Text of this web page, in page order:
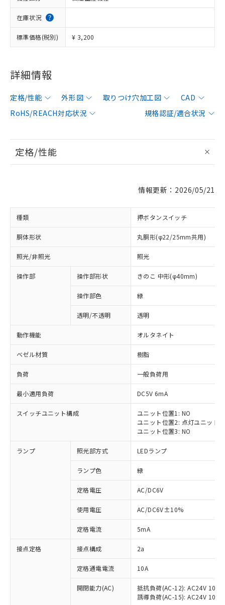
在庫状況
標準価格(税別) ¥ 3,200
詳細情報
定格/性能 外形図 取りつけ穴加工図
CAD
RoHS/REACH対応状況
規格認証/適合状況
定格/性能
情報更新：2026/05/21
種類 押ボタンスイッチ
胴体形状 丸胴形(φ22/25mm共用)
照光/非照光 照光
操作部 操作部形状 きのこ 中形(φ40mm)
操作部色 緑
透明/不透明 透明
動作機能 オルタネイト
ベゼル材質 樹脂
負荷 一般負荷用
最小適用負荷 DC5V 6mA
スイッチユニット構成
ユニット位置1: NO
ユニット位置2: 点灯ユニット
ユニット位置3: NO
ランプ 照光部方式 LEDランプ
ランプ色 緑
定格電圧 AC/DC6V
使用電圧 AC/DC6V±10%
定格電流 5mA
接点定格 接点構成 2a
定格通電電流 10A
開閉能力(AC)
抵抗負荷(AC-12): AC24V 10A/
誘導負荷(AC-15): AC24V
ご利用条件
以下の条件をお読みいただき、同意のうえ
ご利用ください。
本サービスは、当社制御機器事業取扱
商品の当社在庫状況および標準価格
(税抜)を提供させていただくもので
当社制御機器事業取扱商品の中には、
対応済み：EU RoHS指令（10物質）の
非含有に対応した製品が提供可能な商品で
対応予定：EU RoHS指令（10物質）の非含
有に対応した製品に切り替える予定のある
対応予定なし：EU RoHS指令（10物質）の
非含有に非対応の商品で、対応品を出す予
調査・確認中：EU RoHS指令（10物質）の
非含有の対応状況を調査中または確認中の
非該当品：ライセンス料など無形物で、有
害物質有無と関係のない商品です。
仕入先様の事情により、非含有部品として
「○」：最大均質材料含有率が中国RoHSの
基準値以下であることを示します。
「×」：最大均質材料含有率が中国RoHSの